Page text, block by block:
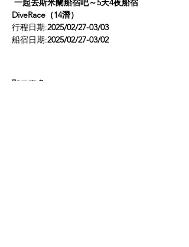
一起去斯米蘭船宿吧～5天4夜船宿
DiveRace（14潛）
行程日期:2025/02/27-03/03
船宿日期:2025/02/27-03/02
顯示更多